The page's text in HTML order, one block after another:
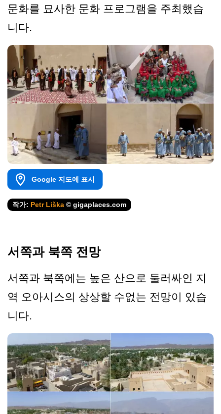
문화를 묘사한 문화 프로그램을 주최했습
니다.
Google 지도에 표시
작가: Petr Liška © gigaplaces.com
서쪽과 북쪽 전망
서쪽과 북쪽에는 높은 산으로 둘러싸인 지
역 오아시스의 상상할 수없는 전망이 있습
니다.